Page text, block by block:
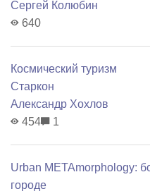
Сергей Колюбин
640
Космический туризм
Старкон
Александр Хохлов
454
1
Urban METAmorphology:
городе